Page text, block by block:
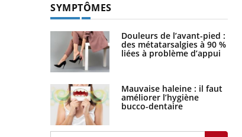
SYMPTÔMES
Douleurs de l’avant-pied :
des métatarsalgies à 90 %
liées à problème d’appui
Mauvaise haleine : il faut
améliorer l’hygiène
bucco-dentaire